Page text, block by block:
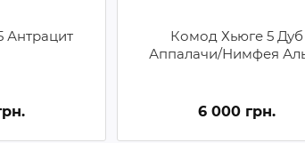
Антрацит
Комод Хьюге 5 Дуб
Аппалачи/Нимфея
6 000 грн.